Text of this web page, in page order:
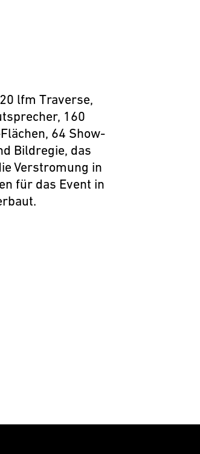
lfm Traverse,
160
64 Show-
Bildregie, das
Verstromung in
für das Event in